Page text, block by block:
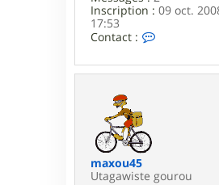
Inscription : 09 oct.
17:53
Contact :
t
u
maxou45
Utagawiste gourou